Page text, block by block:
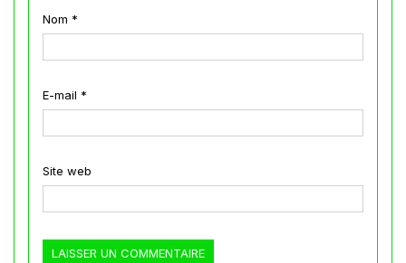
Nom *
E-mail *
Site web